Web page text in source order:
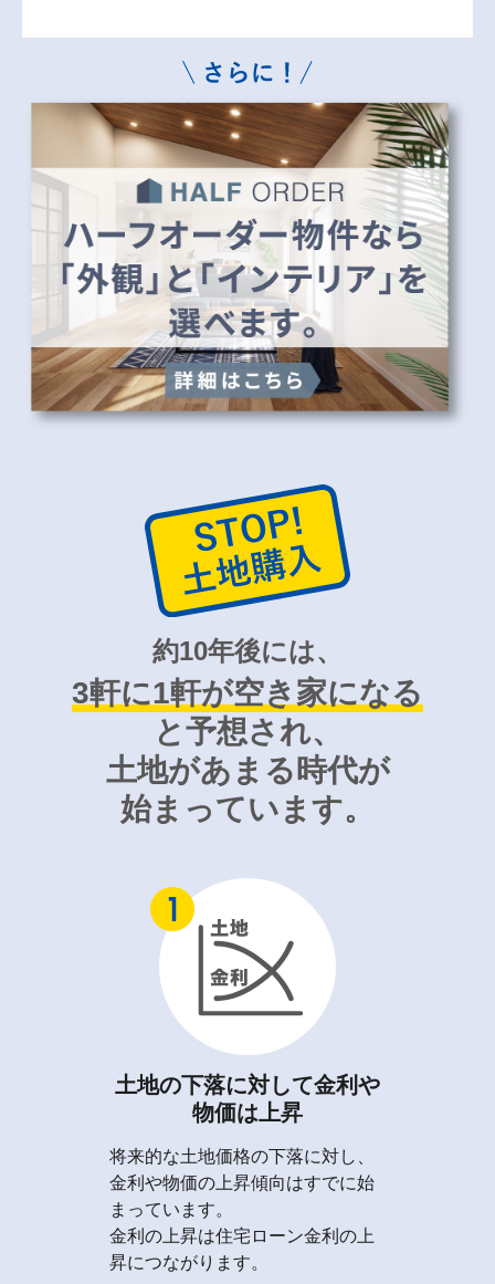
約10年後には、
3軒に1軒が空き家になる
と予想され、
土地があまる時代が
始まっています。
土地の下落に対して金利や
物価は上昇
将来的な土地価格の下落に対し、
金利や物価の上昇傾向はすでに始
まっています。
金利の上昇は住宅ローン金利の上
昇につながります。